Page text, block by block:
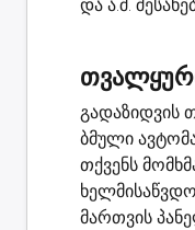
გადაზიდვის
ბმული
თქვენს
მართვის